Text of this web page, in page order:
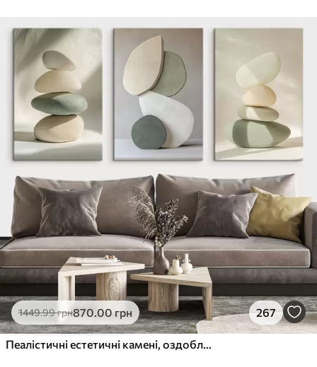
1449.99грн870.00 грн 267
Пеалістичні естетичні камені, оздоблення будинку, природне освітлення